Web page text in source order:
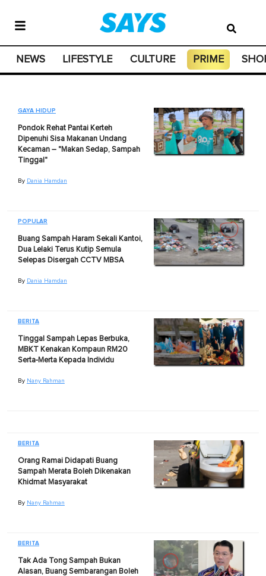
NEWS LIFESTYLE CULTURE PRIME
GAYA HIDUP
Pondok Rehat Pantai Kerteh
Dipenuhi Sisa Makanan Undang
Kecaman – "Makan Sedap, Sampah
Tinggal"
By Dania Hamdan
POPULAR
Buang Sampah Haram Sekali Kantoi,
Dua Lelaki Terus Kutip Semula
Selepas Disergah CCTV MBSA
By Dania Hamdan
BERITA
Tinggal Sampah Lepas Berbuka,
MBKT Kenakan Kompaun RM20
Serta-Merta Kepada Individu
By Nany Rahman
BERITA
Orang Ramai Didapati Buang
Sampah Merata Boleh Dikenakan
Khidmat Masyarakat
By Nany Rahman
BERITA
Tak Ada Tong Sampah Bukan
Alasan, Buang Sembarangan Boleh